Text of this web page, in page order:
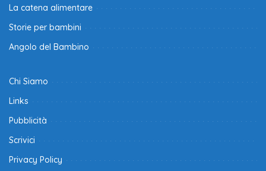
La catena alimentare
Storie per bambini
Angolo del Bambino
Chi Siamo
Links
Pubblicità
Scrivici
Privacy Policy